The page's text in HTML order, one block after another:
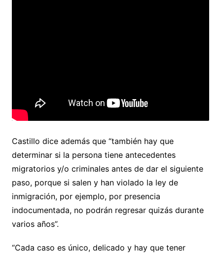
Castillo dice además que “también hay que
determinar si la persona tiene antecedentes
migratorios y/o criminales antes de dar el siguiente
paso, porque si salen y han violado la ley de
inmigración, por ejemplo, por presencia
indocumentada, no podrán regresar quizás durante
varios años”.
“Cada caso es único, delicado y hay que tener